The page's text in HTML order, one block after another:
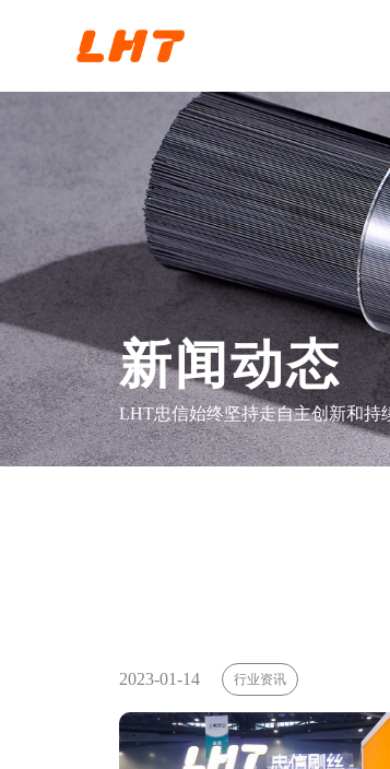
新闻动态
LHT忠信始终坚持走自主创新和持
2023-01-14 行业资讯